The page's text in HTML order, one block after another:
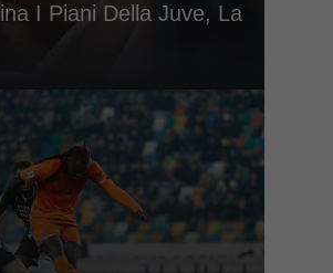
I Piani Della Juve, La